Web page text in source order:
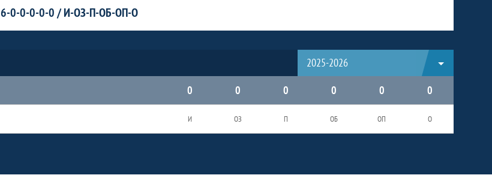
6-0-0-0-0-0 / И-ОЗ-П-ОБ-ОП-О
2025-2026
0
0 0 0 0 0
И ОЗ П ОБ ОП О